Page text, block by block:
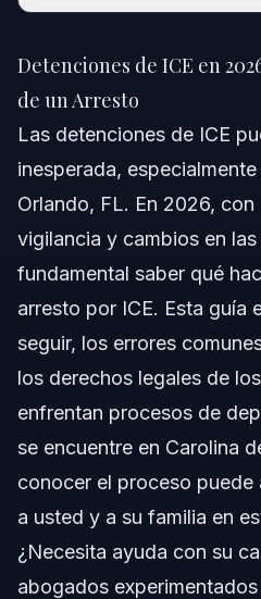
Respuesta Rápida
Por Qué Importan las
Paso a Paso: Qué Hacer
Identificación de Agentes
El Papel del Apoyo Familiar
Documentos y Pruebas
Qué Esperar: Línea de
Arresto por ICE
Costos y Tarifas
Errores Comunes que
Detenciones de ICE en
de un Arresto
Las detenciones de ICE
inesperada,
Orlando, FL. En 2026, con
vigilancia y cambios en
fundamental saber qué
arresto por ICE. Esta guía
seguir, los errores
los derechos legales de
enfrentan procesos de
se encuentre en Carolina
conocer el proceso puede
a usted y a su familia en
¿Necesita ayuda con su
abogados